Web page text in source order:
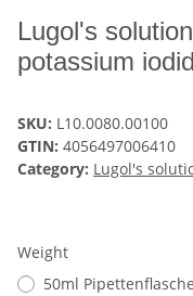
Lugol's
potassium
SKU: L10.0080.00100
GTIN: 4056497006410
Category: Lugol's
Weight
50ml Pipettenflasche